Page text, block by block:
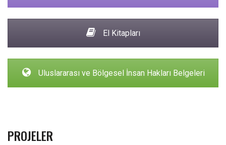
El Kitapları
Uluslararası ve Bölgesel İnsan Hakları Belgeleri
PROJELER